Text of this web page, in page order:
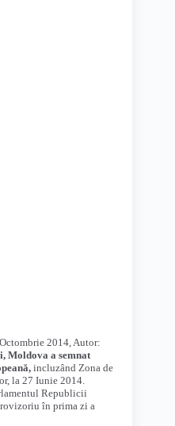
2014, Autor:
Moldova a semnat
incluzând Zona de
la 27 Iunie 2014.
Republicii
în prima zi a